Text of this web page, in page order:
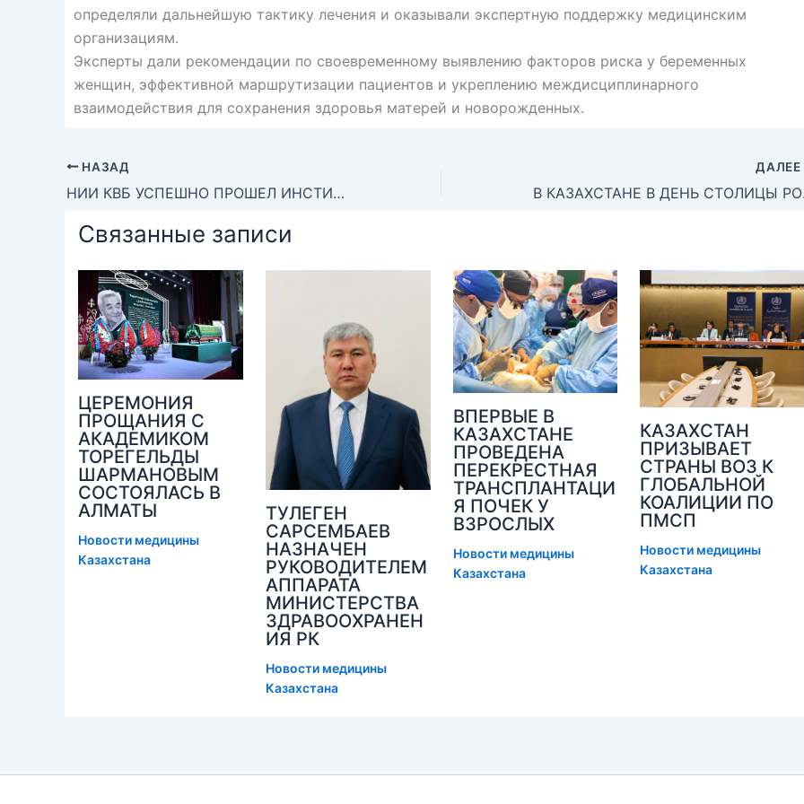
определяли дальнейшую тактику лечения и оказывали экспертную поддержку медицинским
организациям.
Эксперты дали рекомендации по своевременному выявлению факторов риска у беременных
женщин, эффективной маршрутизации пациентов и укреплению междисциплинарного
взаимодействия для сохранения здоровья матерей и новорожденных.
НАЗАД
НИИ КВБ УСПЕШНО ПРОШЕЛ ИНСТИТУЦИОНАЛЬНУЮ И СПЕЦИАЛИЗИРОВАННУЮ АККРЕДИТАЦИЮ СРОКОМ НА 5 ЛЕТ
ДАЛЕЕ
В
Связанные записи
ЦЕРЕМОНИЯ
ПРОЩАНИЯ С
АКАДЕМИКОМ
ТОРЕГЕЛЬДЫ
ШАРМАНОВЫМ
СОСТОЯЛАСЬ В
АЛМАТЫ
Новости медицины
Казахстана
ТУЛЕГЕН
САРСЕМБАЕВ
НАЗНАЧЕН
РУКОВОДИТЕЛЕМ
АППАРАТА
МИНИСТЕРСТВА
ЗДРАВООХРАНЕН
ИЯ РК
Новости медицины
Казахстана
ВПЕРВЫЕ В
КАЗАХСТАНЕ
ПРОВЕДЕНА
ПЕРЕКРЕСТНАЯ
ТРАНСПЛАНТАЦИ
Я ПОЧЕК У
ВЗРОСЛЫХ
Новости медицины
Казахстана
КАЗАХСТАН
ПРИЗЫВАЕТ
СТРАНЫ ВОЗ К
ГЛОБАЛЬНОЙ
КОАЛИЦИИ ПО
ПМСП
Новости медицины
Казахстана